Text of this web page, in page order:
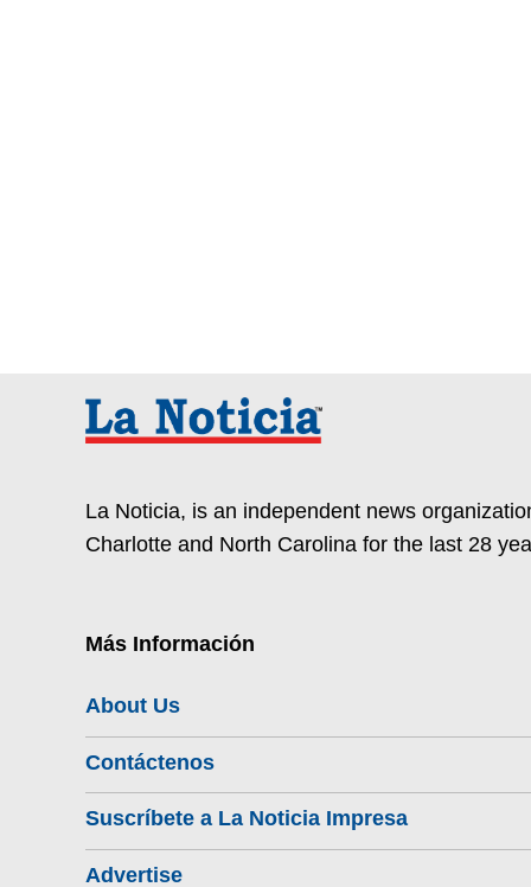
La Noticia, is an independent news
Charlotte and North Carolina for the last 28
Más Información
About Us
Contáctenos
Suscríbete a La Noticia Impresa
Advertise